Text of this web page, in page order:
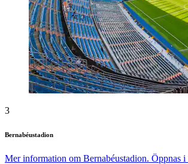
3
Bernabéustadion
Mer information om Bernabéustadion. Öppnas i